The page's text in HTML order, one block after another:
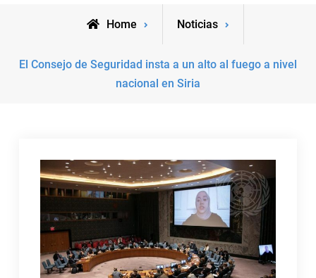
Naciones Unidas
Home Noticias
El Consejo de Seguridad insta a un alto al fuego a nivel
nacional en Siria